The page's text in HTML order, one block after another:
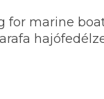
for marine